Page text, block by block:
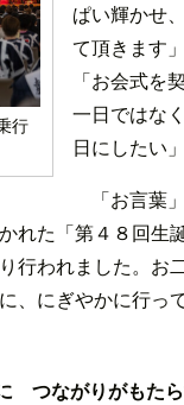
行
ぱい輝かせ
て頂きます
「お会式を
一日ではな
日にしたい
「お言葉
れた「第４８回生
行われました。お
、にぎやかに行っ
つながりがもた